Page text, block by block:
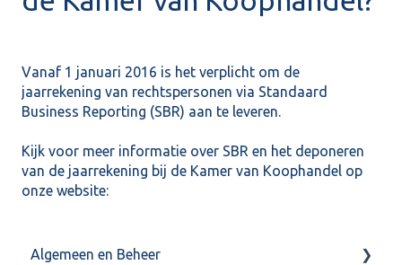
Vanaf 1 januari 2016 is het verplicht om de
jaarrekening van rechtspersonen via Standaard
Business Reporting (SBR) aan te leveren.
Kijk voor meer informatie over SBR en het deponeren
van de jaarrekening bij de Kamer van Koophandel op
onze website:
Algemeen en Beheer